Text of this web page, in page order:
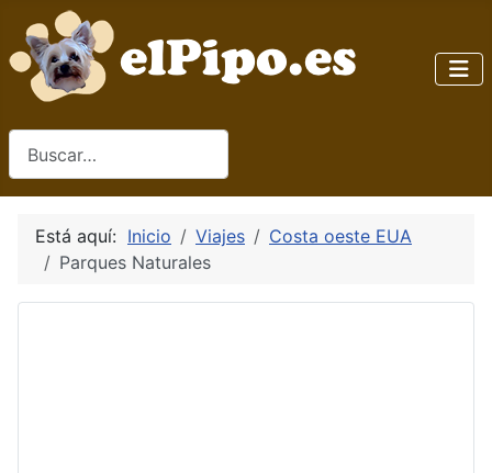
Está aquí: Inicio Viajes
Costa oeste EUA
Parques Naturales